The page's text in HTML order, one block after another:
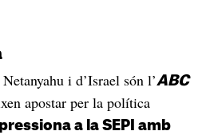
i d’Israel són l’ABC
apostar per la política
a la SEPI amb